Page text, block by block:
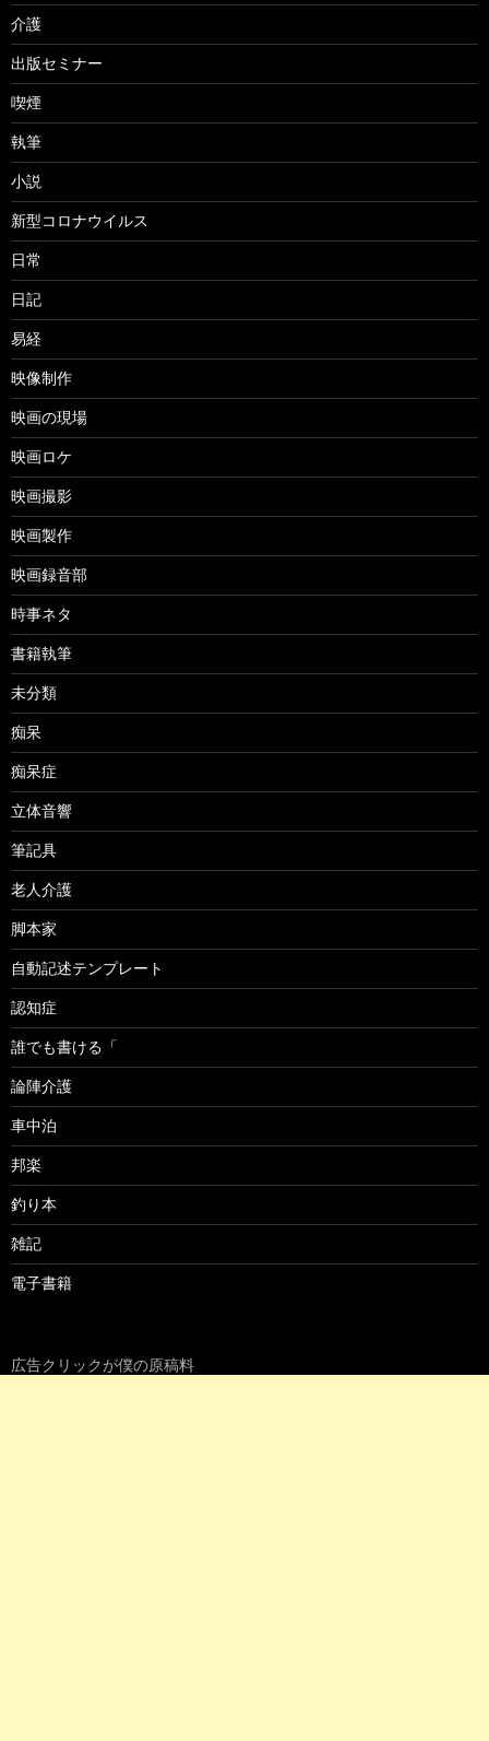
介護
出版セミナー
喫煙
執筆
小説
新型コロナウイルス
日常
日記
易経
映像制作
映画の現場
映画ロケ
映画撮影
映画製作
映画録音部
時事ネタ
書籍執筆
未分類
痴呆
痴呆症
立体音響
筆記具
老人介護
脚本家
自動記述テンプレート
認知症
誰でも書ける「
論陣介護
車中泊
邦楽
釣り本
雑記
電子書籍
広告クリックが僕の原稿料